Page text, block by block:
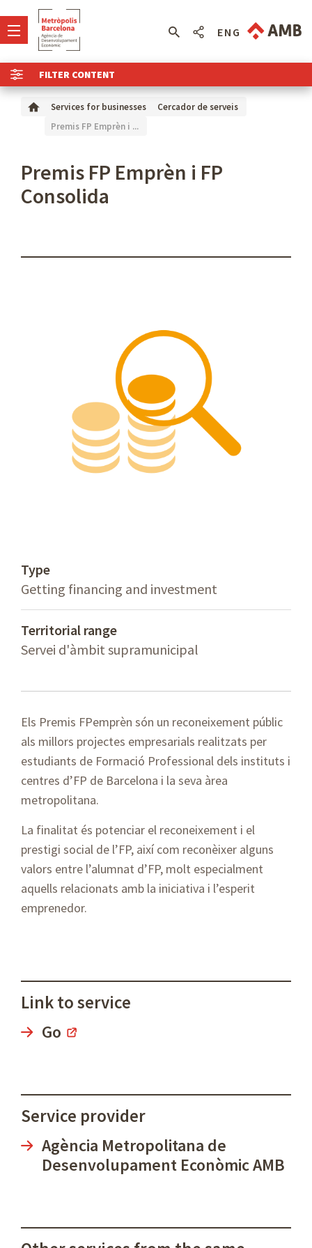
FILTER CONTENT
ENG
Services for businesses
Cercador de serveis
Premis FP Emprèn i ...
Premis FP Emprèn i FP
Consolida
Type
Getting financing and investment
Territorial range
Servei d'àmbit supramunicipal
Els Premis FPemprèn són un reconeixement públic
als millors projectes empresarials realitzats per
estudiants de Formació Professional dels instituts i
centres d’FP de Barcelona i la seva àrea
metropolitana.
La finalitat és potenciar el reconeixement i el
prestigi social de l’FP, així com reconèixer alguns
valors entre l’alumnat d’FP, molt especialment
aquells relacionats amb la iniciativa i l’esperit
emprenedor.
Link to service
Go
Service provider
Agència Metropolitana de
Desenvolupament Econòmic AMB